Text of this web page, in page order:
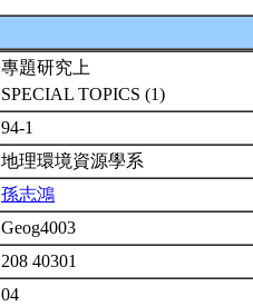
專題研究上
SPECIAL TOPICS (1)
94-1
地理環境資源學系
孫志鴻
Geog4003
208 40301
04